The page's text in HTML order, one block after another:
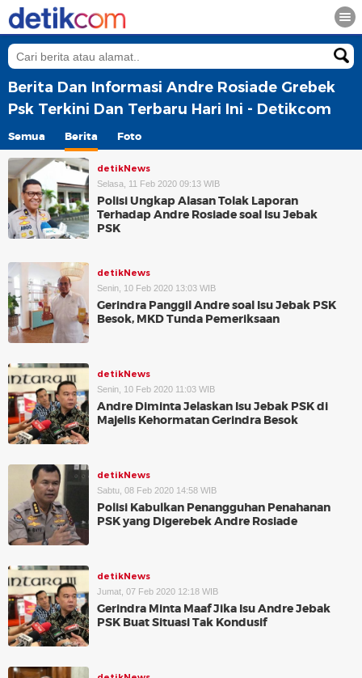
Berita Dan Informasi Andre Rosiade Grebek
Psk Terkini Dan Terbaru Hari Ini - Detikcom
Semua Berita Foto
detikNews
Selasa, 11 Feb 2020 09:13 WIB
Polisi Ungkap Alasan Tolak Laporan
Terhadap Andre Rosiade soal Isu Jebak
PSK
detikNews
Senin, 10 Feb 2020 13:03 WIB
Gerindra Panggil Andre soal Isu Jebak PSK
Besok, MKD Tunda Pemeriksaan
detikNews
Senin, 10 Feb 2020 11:03 WIB
Andre Diminta Jelaskan Isu Jebak PSK di
Majelis Kehormatan Gerindra Besok
detikNews
Sabtu, 08 Feb 2020 14:58 WIB
Polisi Kabulkan Penangguhan Penahanan
PSK yang Digerebek Andre Rosiade
detikNews
Jumat, 07 Feb 2020 12:18 WIB
Gerindra Minta Maaf Jika Isu Andre Jebak
PSK Buat Situasi Tak Kondusif